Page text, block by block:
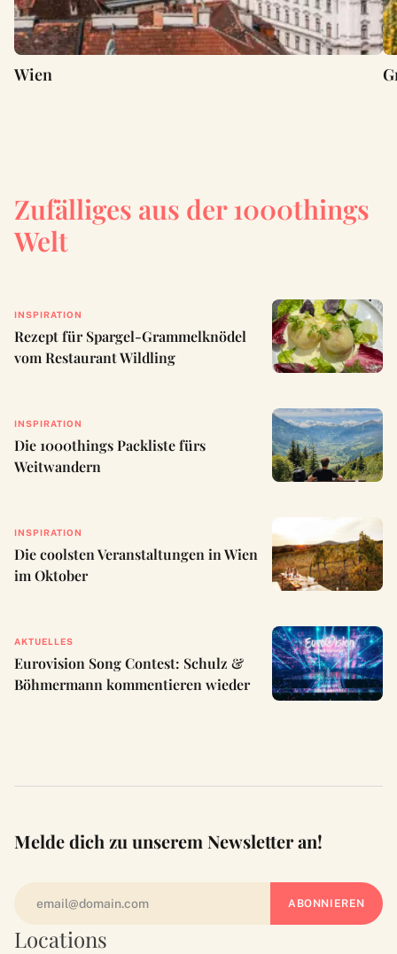
Wien
Zufälliges aus der 1000things
Welt
INSPIRATION
Rezept für Spargel-Grammelknödel
vom Restaurant Wildling
INSPIRATION
Die 1000things Packliste fürs
Weitwandern
INSPIRATION
Die coolsten Veranstaltungen in Wien
im Oktober
AKTUELLES
Eurovision Song Contest: Schulz &
Böhmermann kommentieren wieder
Locations
Melde dich zu unserem Newsletter an!